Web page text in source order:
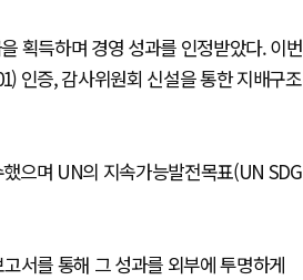
획득하며 경영 성과를 인정받았다. 이번
인증, 감사위원회 신설을 통한 지배구조
으며 UN의 지속가능발전목표(UN SDG
서를 통해 그 성과를 외부에 투명하게